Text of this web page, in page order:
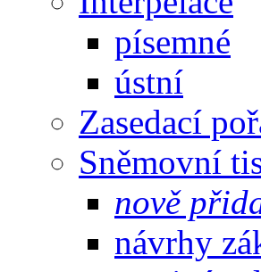
písemné
ústní
Zasedací
Sněmovní
nově
návrhy